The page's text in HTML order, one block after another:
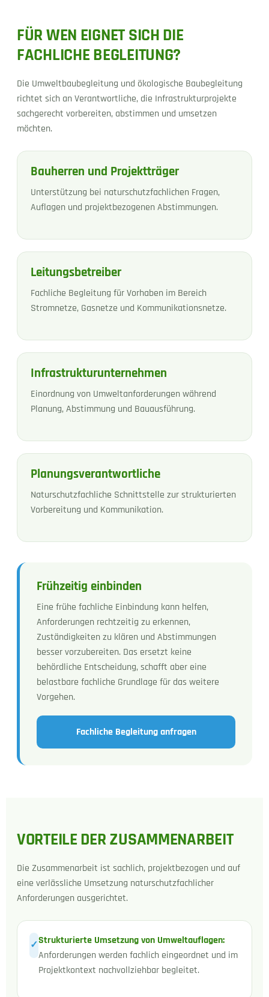
FÜR WEN EIGNET SICH DIE
FACHLICHE BEGLEITUNG?
Die Umweltbaubegleitung und ökologische Baubegleitung
richtet sich an Verantwortliche, die Infrastrukturprojekte
sachgerecht vorbereiten, abstimmen und umsetzen
möchten.
Bauherren und Projektträger
Unterstützung bei naturschutzfachlichen Fragen,
Auflagen und projektbezogenen Abstimmungen.
Leitungsbetreiber
Fachliche Begleitung für Vorhaben im Bereich
Stromnetze, Gasnetze und Kommunikationsnetze.
Infrastrukturunternehmen
Einordnung von Umweltanforderungen während
Planung, Abstimmung und Bauausführung.
Planungsverantwortliche
Naturschutzfachliche Schnittstelle zur strukturierten
Vorbereitung und Kommunikation.
Frühzeitig einbinden
Eine frühe fachliche Einbindung kann helfen,
Anforderungen rechtzeitig zu erkennen,
Zuständigkeiten zu klären und Abstimmungen
besser vorzubereiten. Das ersetzt keine
behördliche Entscheidung, schafft aber eine
belastbare fachliche Grundlage für das weitere
Vorgehen.
Fachliche Begleitung anfragen
VORTEILE DER ZUSAMMENARBEIT
Die Zusammenarbeit ist sachlich, projektbezogen und auf
eine verlässliche Umsetzung naturschutzfachlicher
Anforderungen ausgerichtet.
✓Strukturierte Umsetzung von Umweltauflagen:
Anforderungen werden fachlich eingeordnet und im
Projektkontext nachvollziehbar begleitet.